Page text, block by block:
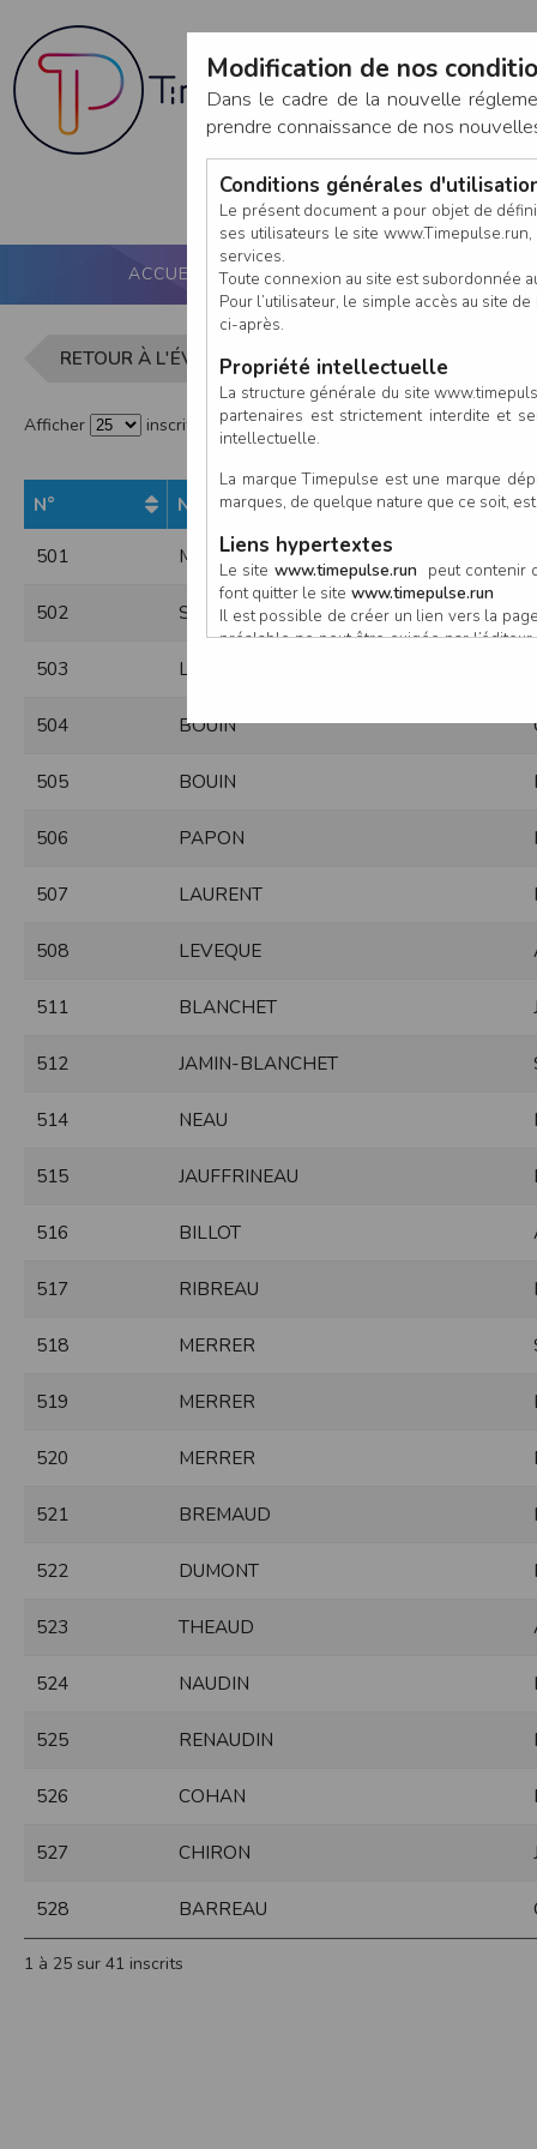
ACCUEIL PUCE ACTIVE NOS SERVICES
RETOUR À L'ÉVÈNEMENT Liste des
Afficher
inscrits par page
N° Nom
501 MARSOLLIER
502 SAVARIEAU
503 LARDIERE
504 BOUIN
505 BOUIN
506 PAPON
507 LAURENT
508 LEVEQUE
511 BLANCHET
512 JAMIN-BLANCHET
514 NEAU
515 JAUFFRINEAU
516 BILLOT
517 RIBREAU
518 MERRER
519 MERRER
520 MERRER
521 BREMAUD
522 DUMONT
523 THEAUD
524 NAUDIN
525 RENAUDIN
526 COHAN
527 CHIRON
528 BARREAU
1 à 25 sur 41 inscrits
Modification de nos
Dans le cadre de la nouvelle
prendre connaissance de nos
Conditions générales
Le présent document a pour objet de
ses utilisateurs le site
services.
Toute connexion au site est subordonnée
Pour l’utilisateur, le simple accès au site
ci-après.
Propriété intellectuelle
La structure générale du site
partenaires est strictement interdite et
intellectuelle.
La marque Timepulse est une marque
marques, de quelque nature que ce soit,
Liens hypertextes
Le site www.timepulse.run peut contenir
font quitter le site www.timepulse.run
Il est possible de créer un lien vers la
préalable ne peut être exigée par
nouvelle fenêtre du navigateur.
Responsabilité de l’éditeur
Toutefois, ces informations et/ou
Les informations et/ou documents
L’utilisation des informations et/ou
conséquences pouvant en découler, sans
informations et/ou documents disponibles
Accès au site
Par conséquent, l’EDITEUR ne peut
La responsabilité de l’éditeur ne saurait
Par ailleurs, l’EDITEUR peut être amené
Modification des conditions
et/ou de son exploitation.
Règles d'usage d'Internet
L’utilisateur déclare accepter les
caractéristiques des données qui
information jugée par l’utilisateur de
L’utilisateur reconnaît que les données
L’utilisateur reconnaît que l’EDITEUR ne
L'éditeur informe que les utilisateurs du
Sécurisation des données
Toutes les communications entre votre
sécurisation des mots de passe. Enfin, les
Paramétrer votre navigateur
Vous pouvez à tout moment choisir de
encore la perte de vos préférences sur
Afin de gérer les cookies au plus près de
Internet Explorer